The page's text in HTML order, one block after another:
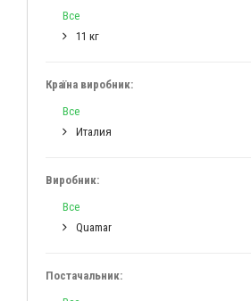
Все
11 кг
Країна виробник:
Все
Италия
Виробник:
Все
Quamar
Постачальник: